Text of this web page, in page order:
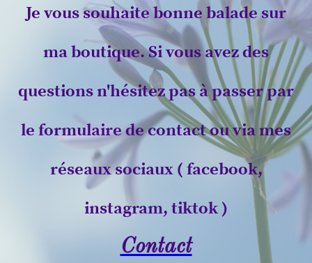
Je vous souhaite bonne balade sur
ma boutique. Si vous avez des
questions n'hésitez pas à passer par
le formulaire de contact ou via mes
réseaux sociaux ( facebook,
instagram, tiktok )
Contact